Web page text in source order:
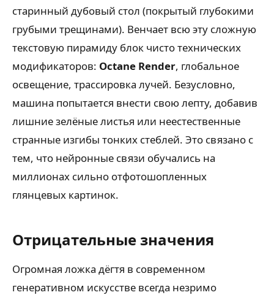
старинный дубовый стол (покрытый глубокими
грубыми трещинами). Венчает всю эту сложную
текстовую пирамиду блок чисто технических
модификаторов: Octane Render, глобальное
освещение, трассировка лучей. Безусловно,
машина попытается внести свою лепту, добавив
лишние зелёные листья или неестественные
странные изгибы тонких стеблей. Это связано с
тем, что нейронные связи обучались на
миллионах сильно отфотошопленных
глянцевых картинок.
Отрицательные значения
Огромная ложка дёгтя в современном
генеративном искусстве всегда незримо